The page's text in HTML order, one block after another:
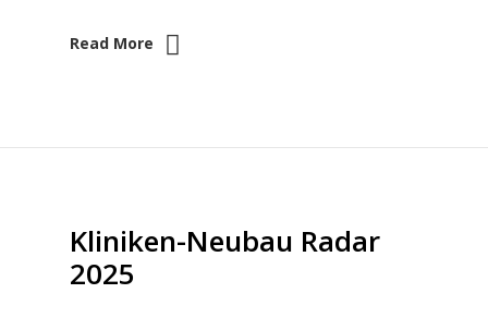
Read More
Kliniken-Neubau Radar
2025